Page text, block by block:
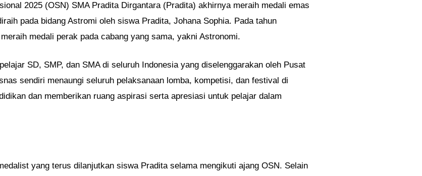
2025 (OSN) SMA Pradita Dirgantara (Pradita) akhirnya meraih medali emas
pada bidang Astromi oleh siswa Pradita, Johana Sophia. Pada tahun
medali perak pada cabang yang sama, yakni Astronomi.
SD, SMP, dan SMA di seluruh Indonesia yang diselenggarakan oleh Pusat
sendiri menaungi seluruh pelaksanaan lomba, kompetisi, dan festival di
dan memberikan ruang aspirasi serta apresiasi untuk pelajar dalam
yang terus dilanjutkan siswa Pradita selama mengikuti ajang OSN. Selain